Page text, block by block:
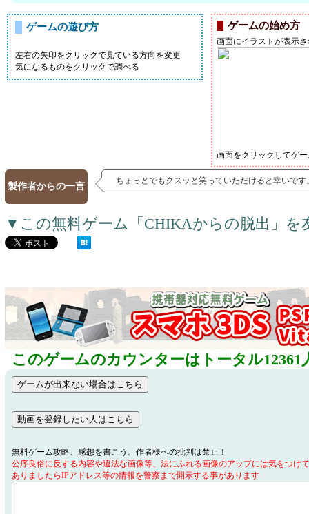
ゲームの遊び方
左右の矢印をクリックで見ている方向を変更
気になるものをクリックで調べる
ゲームの始め方
画面にイラストが表示
画面をクリックしてゲ
製作者からの一言
ちょっとでもクスッと笑っていただけると幸いです
▼この無料ゲーム「CHIKAからの脱出」を
このゲームのカウンターはトータル12361
無料ゲーム攻略、感想を書こう。作者様への批判は禁止！
公序良俗に反する内容や違法な画像等、法にふれる画像のアップには気をつけ
ありましたらIPアドレス等の情報を警察まで開示する事があります